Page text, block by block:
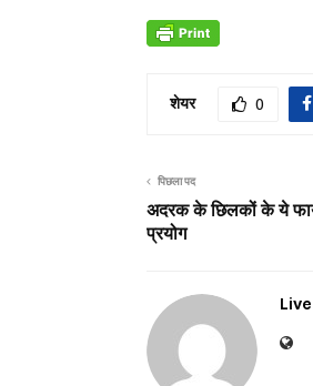
शेयर 0
पिछला पद
अदरक के छिलकों के ये
प्रयोग